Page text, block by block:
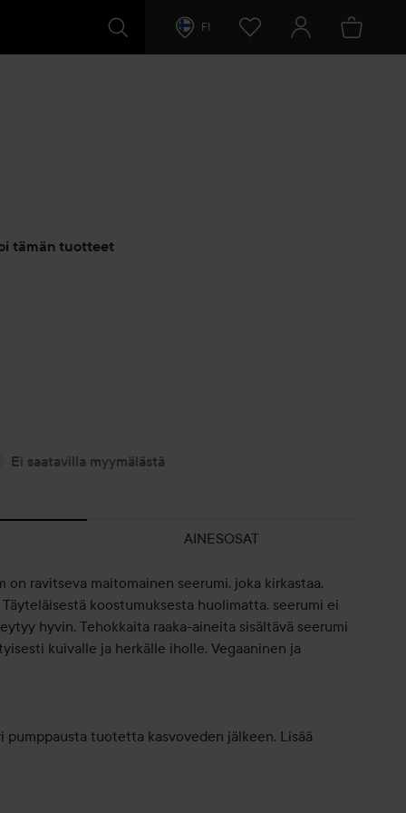
FI
tämän tuotteet
Ei saatavilla myymälästä
AINESOSAT
on ravitseva maitomainen seerumi, joka kirkastaa,
koostumuksesta huolimatta, seerumi ei
hyvin. Tehokkaita raaka-aineita sisältävä seerumi
kuivalle ja herkälle iholle. Vegaaninen ja
tuotetta kasvoveden jälkeen. Lisää